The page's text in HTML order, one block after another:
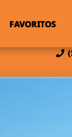
FAVORITOS